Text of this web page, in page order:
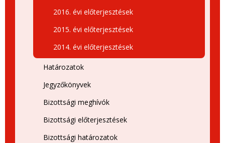
2016. évi előterjesztések
2015. évi előterjesztések
2014. évi előterjesztések
Határozatok
Jegyzőkönyvek
Bizottsági meghívók
Bizottsági előterjesztések
Bizottsági határozatok